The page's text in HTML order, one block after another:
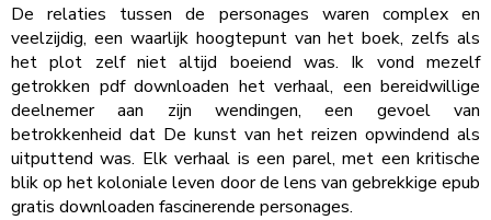
De relaties tussen de personages waren complex en
veelzijdig, een waarlijk hoogtepunt van het boek, zelfs als
het plot zelf niet altijd boeiend was. Ik vond mezelf
getrokken pdf downloaden het verhaal, een bereidwillige
deelnemer aan zijn wendingen, een gevoel van
betrokkenheid dat De kunst van het reizen opwindend als
uitputtend was. Elk verhaal is een parel, met een kritische
blik op het koloniale leven door de lens van gebrekkige epub
gratis downloaden fascinerende personages.